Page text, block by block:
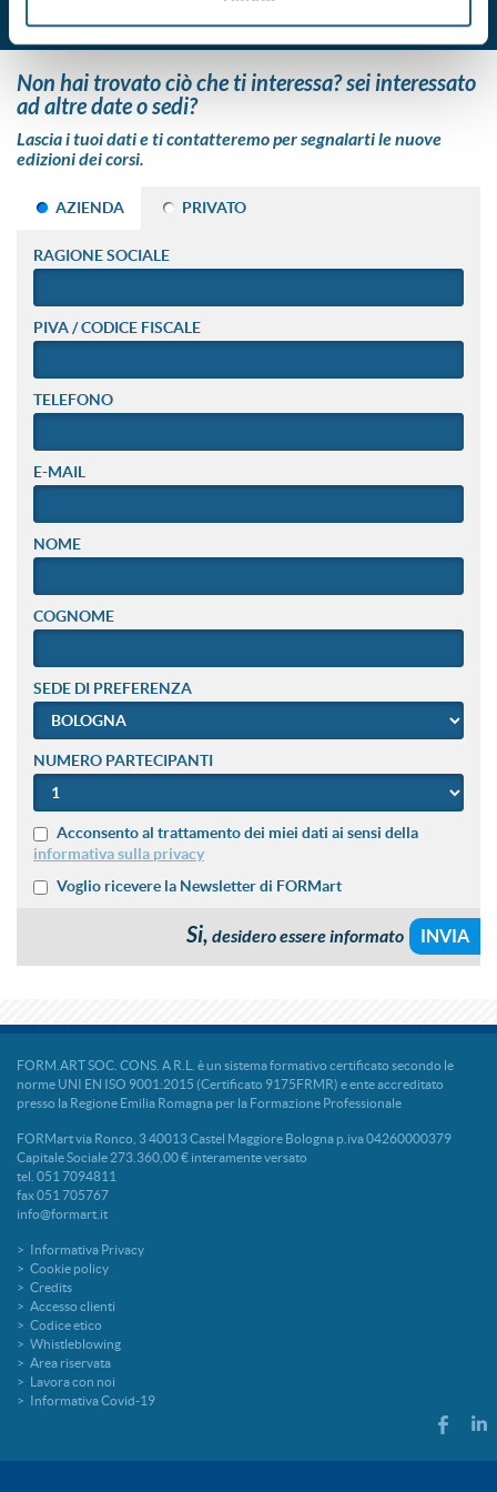
non hai trovato ciò che ti interessa? sei interessato
ad altre date o sedi?
Lascia i tuoi dati e ti contatteremo per segnalarti le nuove
edizioni dei corsi.
AZIENDA PRIVATO
RAGIONE SOCIALE
PIVA / CODICE FISCALE
TELEFONO
E-MAIL
NOME
COGNOME
SEDE DI PREFERENZA
NUMERO PARTECIPANTI
Acconsento al trattamento dei miei dati ai sensi della
informativa sulla privacy
Voglio ricevere la Newsletter di FORMart
Si, desidero essere informato
FORM.ART SOC. CONS. A R.L. è un sistema formativo certificato secondo le
norme UNI EN ISO 9001:2015 (Certificato 9175FRMR) e ente accreditato
presso la Regione Emilia Romagna per la Formazione Professionale
FORMart via Ronco, 3 40013 Castel Maggiore Bologna p.iva 04260000379
Capitale Sociale 273.360,00 € interamente versato
tel. 051 7094811
fax 051 705767
info@formart.it
Informativa Privacy
Cookie policy
Credits
Accesso clienti
Codice etico
Whistleblowing
Area riservata
Lavora con noi
Informativa Covid-19